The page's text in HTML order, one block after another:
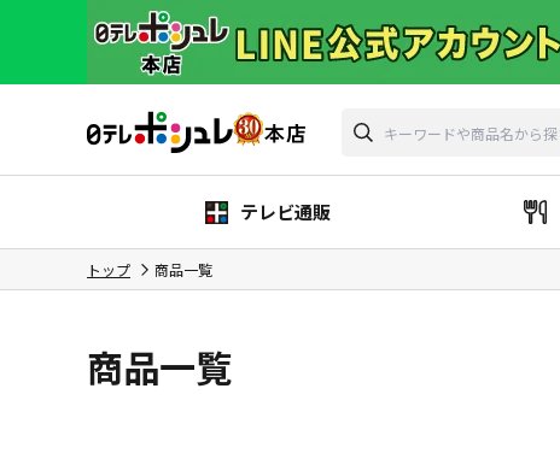
テレビ通販
トップ 商品一覧
商品一覧